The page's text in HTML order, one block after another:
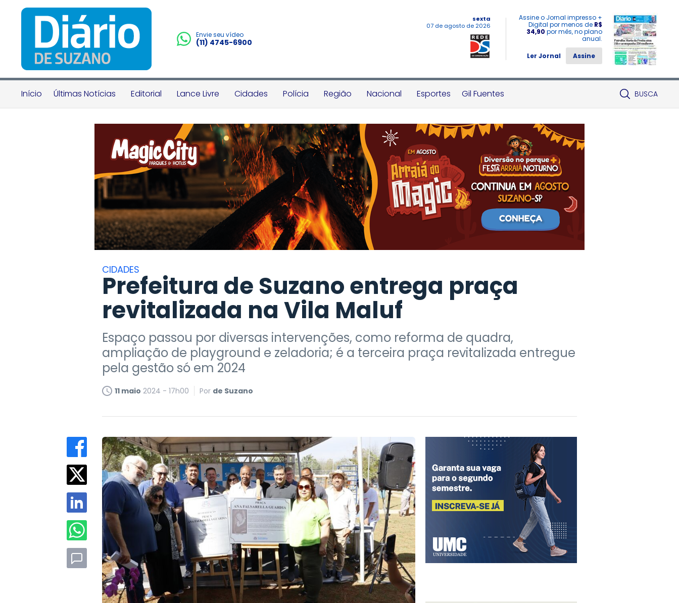
Envie seu vídeo
(11) 4745-6900
sexta
07 de agosto de 2026
Assine o Jornal impresso +
Digital por menos de R$
34,90 por mês, no plano
anual.
Ler Jornal
Assine
Início Últimas Notícias Editorial Lance Livre Cidades Polícia Região Nacional Esportes Gil Fuentes BUSCA
CIDADES
Prefeitura de Suzano entrega praça
revitalizada na Vila Maluf
Espaço passou por diversas intervenções, como reforma de quadra,
ampliação de playground e zeladoria; é a terceira praça revitalizada entregue
pela gestão só em 2024
11 maio 2024 - 17h00 Por de Suzano